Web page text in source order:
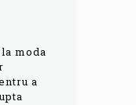
moda
a